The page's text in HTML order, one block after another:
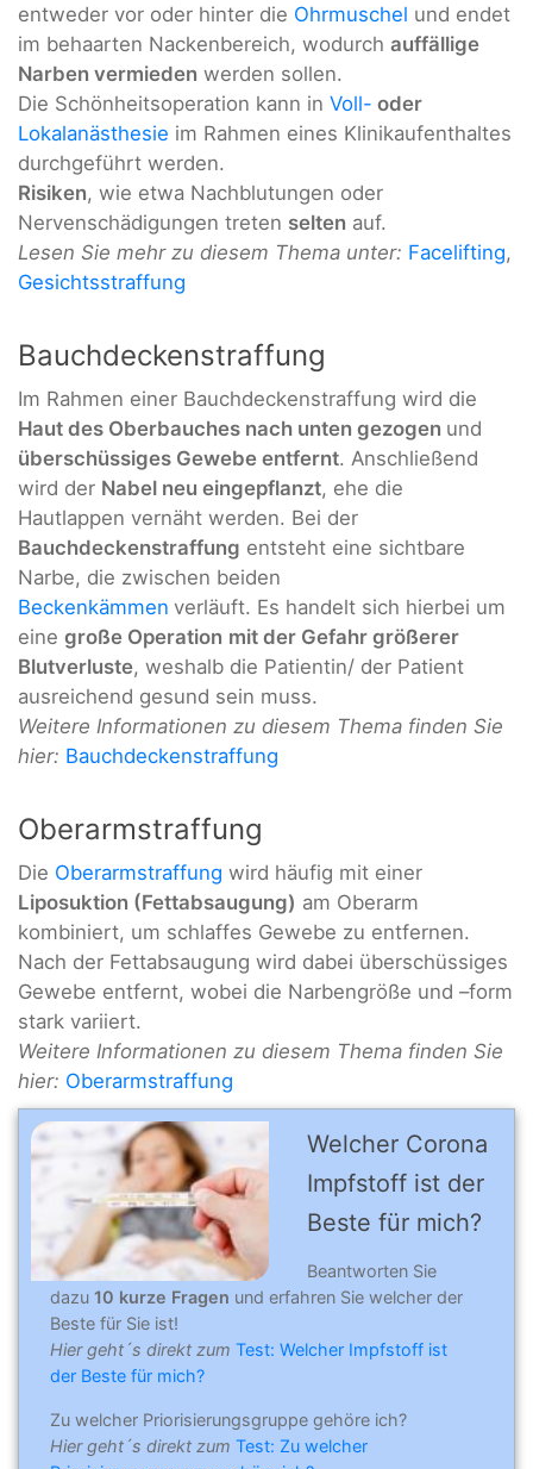
entweder vor oder hinter die Ohrmuschel und endet
im behaarten Nackenbereich, wodurch auffällige
Narben vermieden werden sollen.
Die Schönheitsoperation kann in Voll- oder
Lokalanästhesie im Rahmen eines Klinikaufenthaltes
durchgeführt werden.
Risiken, wie etwa Nachblutungen oder
Nervenschädigungen treten selten auf.
Lesen Sie mehr zu diesem Thema unter: Facelifting,
Gesichtsstraffung
Bauchdeckenstraffung
Im Rahmen einer Bauchdeckenstraffung wird die
Haut des Oberbauches nach unten gezogen und
überschüssiges Gewebe entfernt. Anschließend
wird der Nabel neu eingepflanzt, ehe die
Hautlappen vernäht werden. Bei der
Bauchdeckenstraffung entsteht eine sichtbare
Narbe, die zwischen beiden
Beckenkämmen verläuft. Es handelt sich hierbei um
eine große Operation mit der Gefahr größerer
Blutverluste, weshalb die Patientin/ der Patient
ausreichend gesund sein muss.
Weitere Informationen zu diesem Thema finden Sie
hier: Bauchdeckenstraffung
Oberarmstraffung
Die Oberarmstraffung wird häufig mit einer
Liposuktion (Fettabsaugung) am Oberarm
kombiniert, um schlaffes Gewebe zu entfernen.
Nach der Fettabsaugung wird dabei überschüssiges
Gewebe entfernt, wobei die Narbengröße und –form
stark variiert.
Weitere Informationen zu diesem Thema finden Sie
hier: Oberarmstraffung
Welcher Corona
Impfstoff ist der
Beste für mich?
Beantworten Sie
dazu 10 kurze Fragen und erfahren Sie welcher der
Beste für Sie ist!
Hier geht´s direkt zum Test: Welcher Impfstoff ist
der Beste für mich?
Zu welcher Priorisierungsgruppe gehöre ich?
Hier geht´s direkt zum Test: Zu welcher